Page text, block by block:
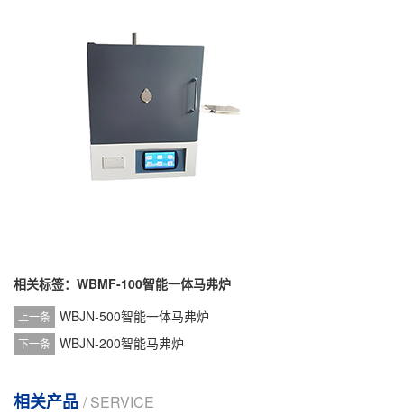
相关标签： WBMF-100智能一体马弗炉
上一条 WBJN-500智能一体马弗炉
下一条 WBJN-200智能马弗炉
相关产品 / SERVICE